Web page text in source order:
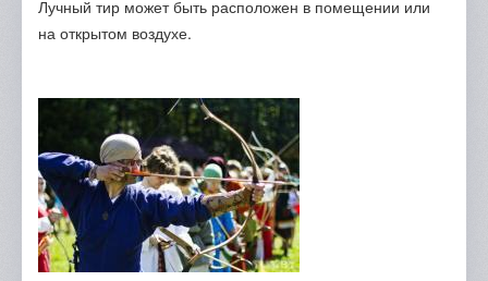
Лучный тир может быть расположен в помещении или
на открытом воздухе.